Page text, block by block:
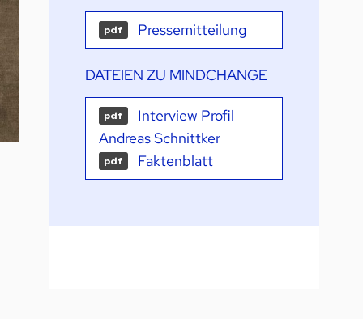
pdf Pressemitteilung
DATEIEN ZU MINDCHANGE
pdf
Interview Profil
Andreas Schnittker
pdf Faktenblatt